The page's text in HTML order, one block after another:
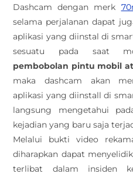
Dashcam dengan merk
selama perjalanan dapat
aplikasi yang diinstal di
sesuatu pada saat
pembobolan pintu mobil
maka dashcam akan
aplikasi yang diinstall di
langsung mengetahui
kejadian yang baru saja
Melalui bukti video
diharapkan dapat
terlibat dalam insiden